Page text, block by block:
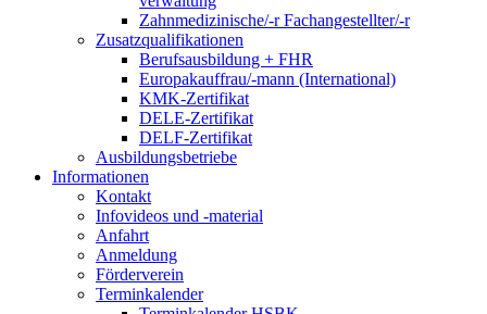
Zahnmedizinische/-r Fachangestellter/-r
Zusatzqualifikationen
Berufsausbildung + FHR
Europakauffrau/-mann (International)
KMK-Zertifikat
DELE-Zertifikat
DELF-Zertifikat
Ausbildungsbetriebe
Informationen
Kontakt
Infovideos und -material
Anfahrt
Anmeldung
Förderverein
Terminkalender